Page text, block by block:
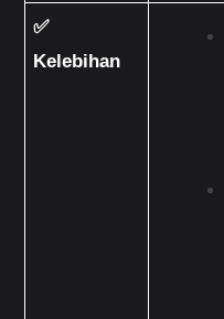
✅
Kelebihan